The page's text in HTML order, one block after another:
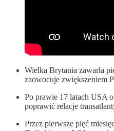
Wielka Brytania zawarła
zaowocuje zwiększeniem
Po prawie 17 latach USA
poprawić relacje
Przez pierwsze pięć